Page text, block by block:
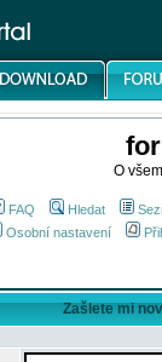
O
FAQ Hledat
Osobní nastavení
Zašlete mi